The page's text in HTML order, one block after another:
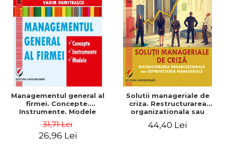
Managementul general al
firmei. Concepte.
Instrumente. Modele
31,71 Lei
26,96 Lei
Solutii manageriale de
criza. Restructurarea
organizationala sau
44,40 Lei